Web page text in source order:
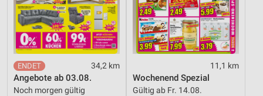
34,2 km
Angebote ab 03.08.
Noch morgen gültig
11,1 km
Wochenend Spezial
Gültig ab Fr. 14.08.
Analyse von Zielgruppen durch Statistiken oder
Kombinationen von Daten aus verschiedenen
Quellen
Entwicklung und Verbesserung der Angebote
Verwendung reduzierter Daten zur Auswahl von
Inhalten